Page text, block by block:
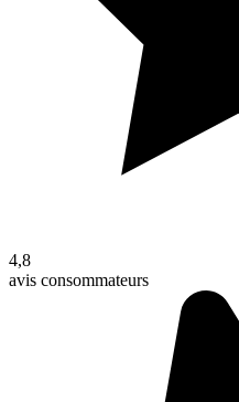
4,8
avis consommateurs